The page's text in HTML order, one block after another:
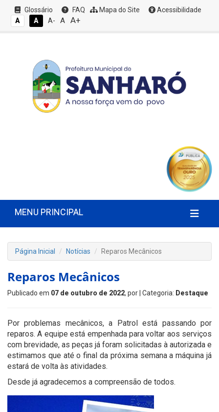
Glossário FAQ Mapa do Site
Acessibilidade
A
A A- A A+
MENU PRINCIPAL
Página Inicial Notícias Reparos Mecânicos
Reparos Mecânicos
Publicado em 07 de outubro de 2022, por | Categoria: Destaque
Por problemas mecânicos, a Patrol está passando por
reparos. A equipe está empenhada para voltar aos serviços
com brevidade, as peças já foram solicitadas à autorizada e
estimamos que até o final da próxima semana a máquina já
estará de volta às atividades.
Desde já agradecemos a compreensão de todos.